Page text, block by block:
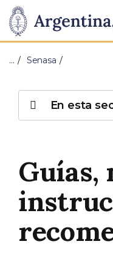
Presidencia
de
Nación
Pasar al contenido
… Senasa
Guías,
En esta